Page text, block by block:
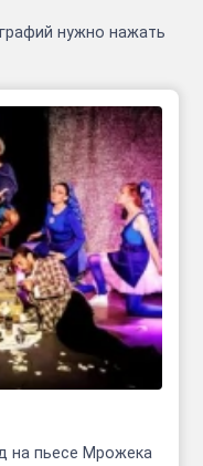
нужно нажать
на пьесе Мрожека